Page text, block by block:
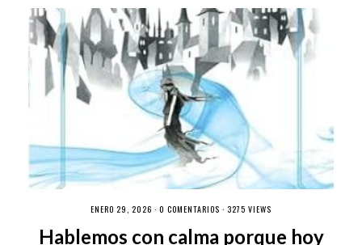
ENERO 29, 2026 · 0 COMENTARIOS · 3275 VIEWS
Hablemos con calma porque hoy